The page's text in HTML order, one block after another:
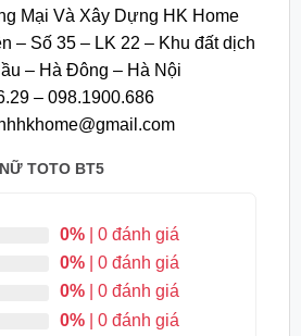
Mại Và Xây Dựng HK Home
– Số 35 – LK 22 – Khu đất dịch
– Hà Đông – Hà Nội
– 098.1900.686
TOTO BT5
0% | 0 đánh giá
0% | 0 đánh giá
0% | 0 đánh giá
0% | 0 đánh giá